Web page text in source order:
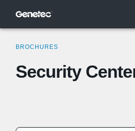
BROCHURES
Security